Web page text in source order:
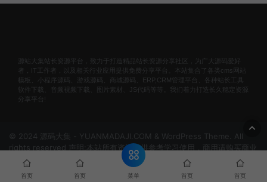
源站大集站长资源平台，致力于打造精品站长资源分享社区，为广大源码爱好
者，IT工作者，以及相关行业应用提供免费分享平台。本站集合了各类cms网站
模板、小程序源码、游戏源码、商城源码、ERP,CRM管理平台、各种站长工具
软件下载、音频视频下载、图片素材、JS代码等等。我们着力打造长久稳定资源
分享平台!
© 2024 源码大集 - YUANMADAJI.COM & WordPress Theme. All
rights reserved 声明:本站所有资源仅供参考学习使用，商用请购买商业
版权！非法使用者自行承担责任！
网站地图
2024074297号-1
首页 首页 菜单 首页 首页